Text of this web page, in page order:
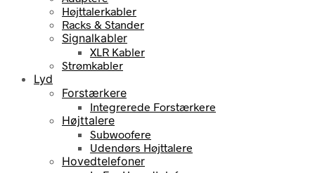
Højttalerkabler
Racks & Stander
Signalkabler
XLR Kabler
Strømkabler
Lyd
Forstærkere
Integrerede Forstærkere
Højttalere
Subwoofere
Udendørs Højttalere
Hovedtelefoner